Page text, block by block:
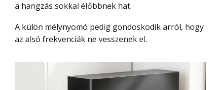
a hangzás sokkal élőbbnek hat.
A külön mélynyomó pedig gondoskodik arról, hogy
az alsó frekvenciák ne vesszenek el.